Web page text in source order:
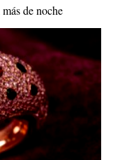
de noche